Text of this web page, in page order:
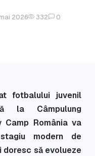
2026 332 0
fotbalului juvenil
la Câmpulung
Camp România va
modern de
să evolueze